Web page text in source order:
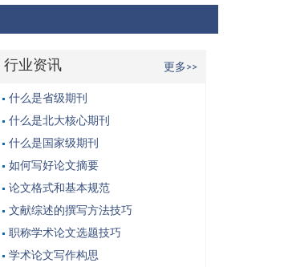
行业资讯 更多>>
什么是省级期刊
什么是北大核心期刊
什么是国家级期刊
如何写好论文摘要
论文格式和基本规范
文献综述的撰写方法技巧
职称学术论文选题技巧
学术论文写作构思